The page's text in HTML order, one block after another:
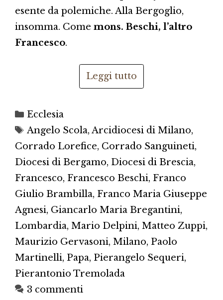
esente da polemiche. Alla Bergoglio,
insomma. Come mons. Beschi, l’altro
Francesco.
Leggi tutto
Categorie
Ecclesia
Tag
Angelo Scola, Arcidiocesi di Milano,
Corrado Lorefice, Corrado Sanguineti,
Diocesi di Bergamo, Diocesi di Brescia,
Francesco, Francesco Beschi, Franco
Giulio Brambilla, Franco Maria Giuseppe
Agnesi, Giancarlo Maria Bregantini,
Lombardia, Mario Delpini, Matteo Zuppi,
Maurizio Gervasoni, Milano, Paolo
Martinelli, Papa, Pierangelo Sequeri,
Pierantonio Tremolada
3 commenti